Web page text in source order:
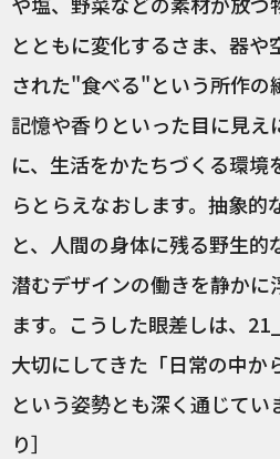
とともに変化するさま、器
された"食べる"という所作の
記憶や香りといった目に見え
に、生活をかたちづくる環
らとらえなおします。抽象的
と、人間の身体に残る野生的
潜むデザインの働きを静かに
ます。こうした眼差しは、
大切にしてきた「日常の中か
という姿勢とも深く通じてい
り］